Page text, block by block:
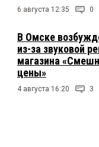
6 августа 12:35 0
В Омске
из-за звуковой
магазина
цены»
4 августа 16:20 3